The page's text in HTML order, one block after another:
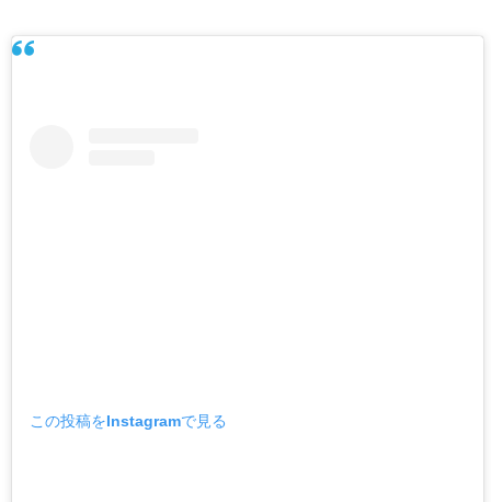
この投稿をInstagramで見る